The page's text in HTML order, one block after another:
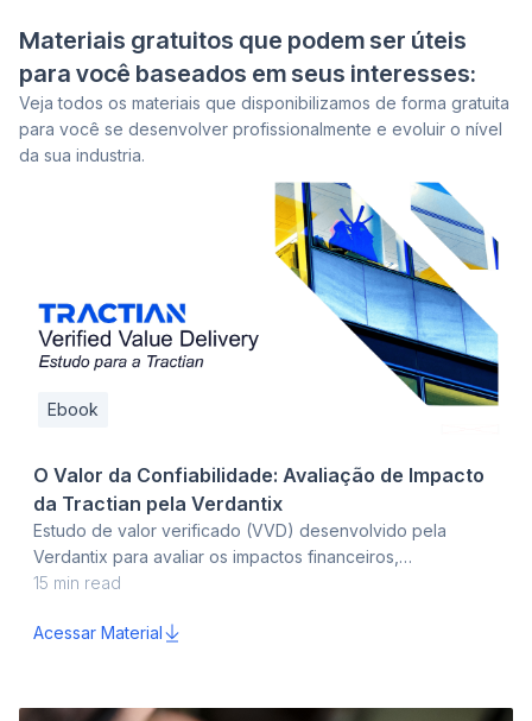
Materiais gratuitos que podem ser úteis
para você baseados em seus interesses:
Veja todos os materiais que disponibilizamos de forma gratuita
para você se desenvolver profissionalmente e evoluir o nível
da sua industria.
Ebook
O Valor da Confiabilidade: Avaliação de Impacto
da Tractian pela Verdantix
Estudo de valor verificado (VVD) desenvolvido pela
Verdantix para avaliar os impactos financeiros,
operacionais e estratégicos da Tractian. Um guia completo
otimizar recursos e mitigar riscos tecnológicos na gestão
15 min read
Acessar Material